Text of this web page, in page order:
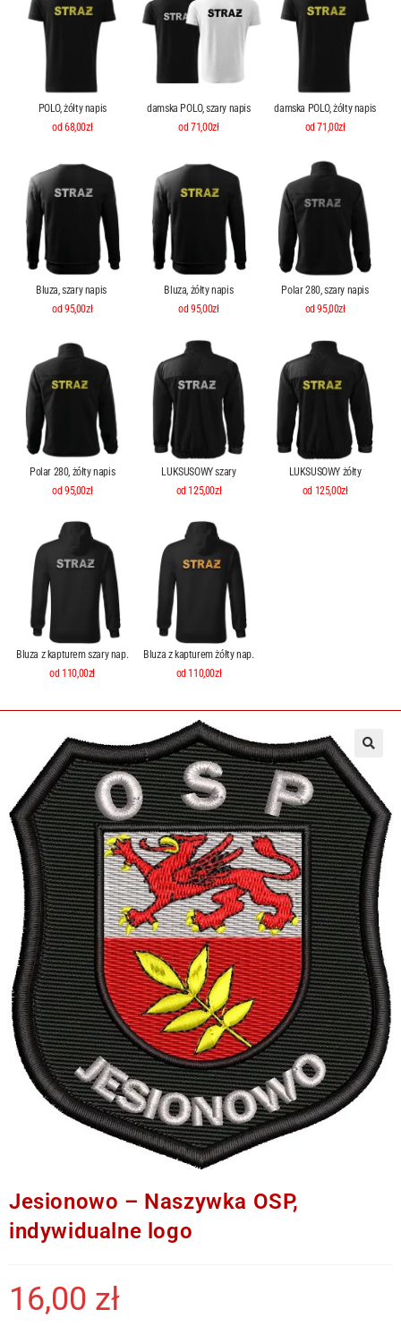
POLO, żółty napis
od 68,00zł
damska POLO, szary napis
od 71,00zł
damska POLO, żółty napis
od 71,00zł
Bluza, szary napis
od 95,00zł
Bluza, żółty napis
od 95,00zł
Polar 280, szary napis
od 95,00zł
Polar 280, żółty napis
od 95,00zł
LUKSUSOWY szary
od 125,00zł
LUKSUSOWY żółty
od 125,00zł
Bluza z kapturem szary nap.
od 110,00zł
Bluza z kapturem żółty nap.
od 110,00zł
Jesionowo – Naszywka OSP,
indywidualne logo
16,00 zł